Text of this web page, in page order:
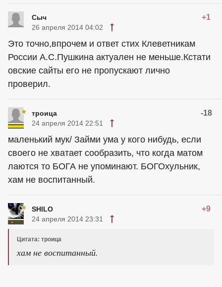
Сыч +1
26 апреля 2014 04:02
Это точно,впрочем и ответ стих Клеветникам
России А.С.Пушкина актуален не меньше.Кстати
овские сайты его не пропускают лично
проверил.
троица -18
24 апреля 2014 22:51
маленький мук/ Займи ума у кого нибудь, если
своего не хватает сообразить, что когда матом
лаются то БОГА не упоминают. БОГОхульник,
хам не воспитанный.
SHILO +9
24 апреля 2014 23:31
Цитата: троица
хам не воспитанный.